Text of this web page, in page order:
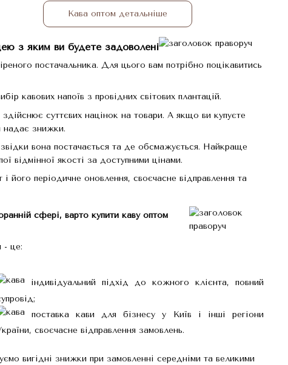
Кава оптом детальніше
з яким ви будете задоволені
постачальника. Для цього вам потрібно поцікавитись
кавових напоїв з провідних світових плантацій.
суттєвих націнок на товари. А якщо ви купуєте
надає знижки.
вона постачається та де обсмажується. Найкраще
відмінної якості за доступними цінами.
його періодичне оновлення, своєчасне відправлення та
сфері, варто купити каву оптом
- це:
індивідуальний підхід до кожного клієнта, повний
поставка кави для бізнесу у Київ і інші регіони
своєчасне відправлення замовлень.
вигідні знижки при замовленні середніми та великими